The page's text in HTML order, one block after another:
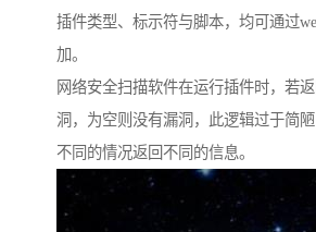
插件类型、标示符与脚本，均可通过
加。
网络安全扫描软件在运行插件时，若
洞，为空则没有漏洞，此逻辑过于简
不同的情况返回不同的信息。